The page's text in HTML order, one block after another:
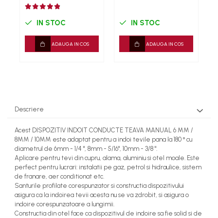
Rindele
Slefuitoare electrice
Citroen
Fiat
Ford
Jaguar
Jeep
Lancia
Land Rover
Mazda
IN STOC
ADAUGA IN COS
IN STOC
ADAUGA IN COS
Descriere
Acest DISPOZITIV INDOIT CONDUCTE TEAVA MANUAL 6 MM /
8MM / 10MM este adaptat pentru a indoi tevile pana la 180 ° cu
diametrul de 6mm - 1/4 ", 8mm - 5/16", 10mm - 3/8 ".
Aplicare pentru tevi din cupru, alama, aluminiu si otel moale. Este
perfect pentru lucrari: instalatii pe gaz, petrol si hidraulice, sistem
de franare, aer conditionat etc.
Santurile profilate corespunzator si constructia dispozitivului
asigura ca la indoirea tevii acesta nu se va zdrobit, si asigura o
indoire corespunzatoare a lungimii.
Constructia din otel face ca dispozitivul de indoire sa fie solid si de